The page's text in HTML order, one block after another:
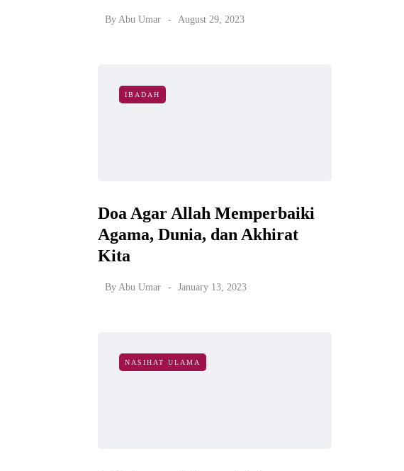
By Abu Umar August 29, 2023
IBADAH
Doa Agar Allah Memperbaiki
Agama, Dunia, dan Akhirat
Kita
By Abu Umar January 13, 2023
NASIHAT ULAMA